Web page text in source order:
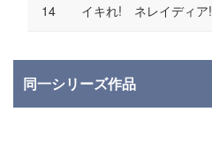
イキれ! ネレイディア!
同一シリーズ作品